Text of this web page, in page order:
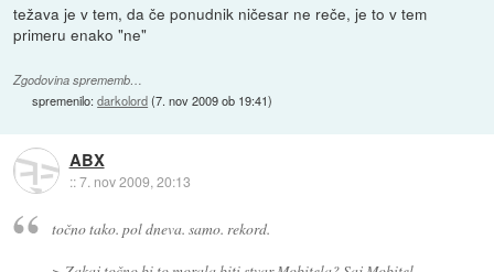
težava je v tem, da če ponudnik ničesar ne reče, je to v tem
primeru enako "ne"
Zgodovina sprememb…
spremenilo:darkolord(7. nov 2009 ob 19:41)
ABX
::7. nov 2009, 20:13
točno tako. pol dneva. samo. rekord.